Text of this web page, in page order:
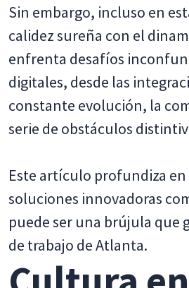
Sin embargo, incluso en
calidez sureña con el
enfrenta desafíos
digitales, desde las
constante evolución, la
serie de obstáculos
Este artículo profundiza
soluciones innovadoras
puede ser una brújula que
de trabajo de Atlanta.